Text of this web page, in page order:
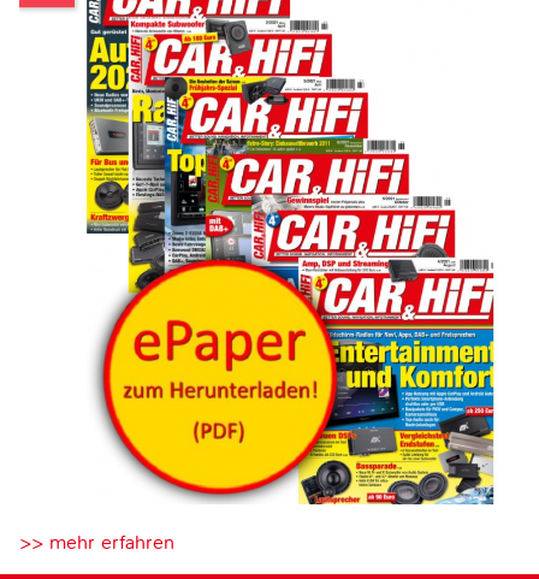
>> mehr erfahren